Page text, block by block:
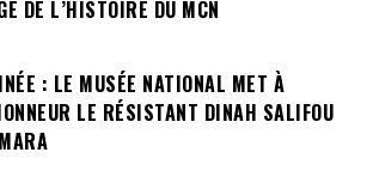
DE L’HISTOIRE DU MCN
: LE MUSÉE NATIONAL MET À
LE RÉSISTANT DINAH SALIFOU